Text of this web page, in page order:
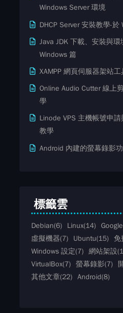
Windows Server 環境
DHCP Server 安裝教學-於
Java JDK 下載、安裝與
Windows 篇
XAMPP 網頁伺服器架站
Online Audio Cutter 線上
學
Linode VPS 主機帳號申
教學
Android 內建的螢幕錄影
標籤雲
Debian(6) Linux(14) Google
虛擬機器(7) Ubuntu(15) 免
Windows 設定(7) 網站架設
VirtualBox(7) 螢幕錄影(7)
其他文章(22) Android(8)